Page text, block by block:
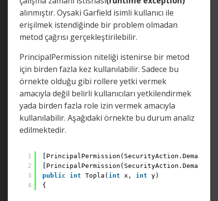
alınmıştır. Oysaki Garfield isimli kullanıcı ile
erişilmek istendiğinde bir problem olmadan
metod çağrısı gerçekleştirilebilir.
PrincipalPermission niteliği istenirse bir metod
için birden fazla kez kullanılabilir. Sadece bu
örnekte olduğu gibi rollere yetki vermek
amacıyla değil belirli kullanıcıları yetkilendirmek
yada birden fazla role izin vermek amacıyla
kullanılabilir. Aşağıdaki örnekte bu durum analiz
edilmektedir.
1
2
3
4
public
int Topla( int x, int y)
{